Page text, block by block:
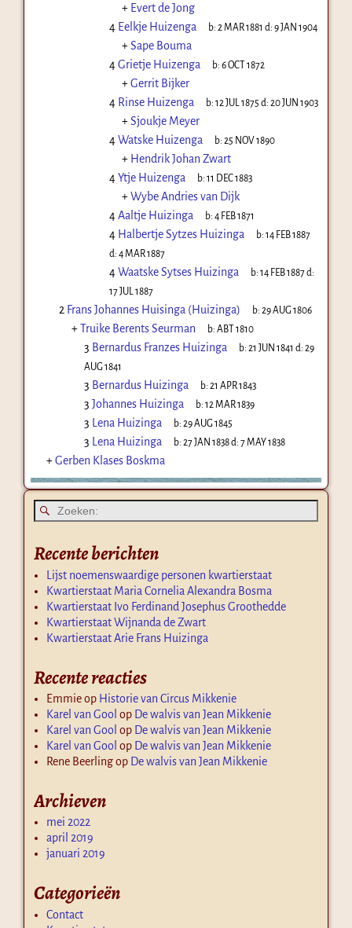
+ Evert de Jong
4 Eelkje Huizenga b:2 MAR 1881 d:9 JAN 1904
+Sape Bouma
4Grietje Huizenga b:6 OCT 1872
+Gerrit Bijker
4 Rinse Huizenga b:12 JUL 1875 d:20 JUN 1903
+Sjoukje Meyer
4Watske Huizenga b:25 NOV 1890
+ Hendrik Johan Zwart
4Ytje Huizenga b:11 DEC 1883
+Wybe Andries van Dijk
4Aaltje Huizinga b:4 FEB 1871
4 Halbertje Sytzes Huizinga b:14 FEB 1887
d: 4 MAR 1887
4Waatske Sytses Huizinga b:14 FEB 1887d:
17 JUL 1887
2 Frans Johannes Huisinga (Huizinga) b:29 AUG 1806
+Truike Berents Seurman b:ABT 1810
3 Bernardus Franzes Huizinga b:21 JUN 1841 d:29
AUG 1841
3 Bernardus Huizinga b:21 APR 1843
3 Johannes Huizinga b:12 MAR 1839
3 Lena Huizinga b:29 AUG 1845
3 Lena Huizinga b:27 JAN 1838d:7 MAY 1838
+Gerben Klases Boskma
Recente berichten
Lijst noemenswaardige personen kwartierstaat
Kwartierstaat Maria Cornelia Alexandra Bosma
Kwartierstaat Ivo Ferdinand Josephus Groothedde
Kwartierstaat Wijnanda de Zwart
Kwartierstaat Arie Frans Huizinga
Recente reacties
Emmieop Historie van Circus Mikkenie
Karel van Gool op De walvis van Jean Mikkenie
Karel van Gool op De walvis van Jean Mikkenie
Karel van Gool op De walvis van Jean Mikkenie
Rene Beerlingop De walvis van Jean Mikkenie
Archieven
mei 2022
april 2019
januari 2019
Categorieën
Contact